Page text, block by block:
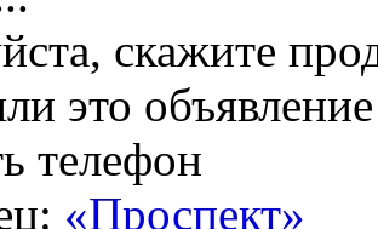
скажите
это
телефон
«Проспект»